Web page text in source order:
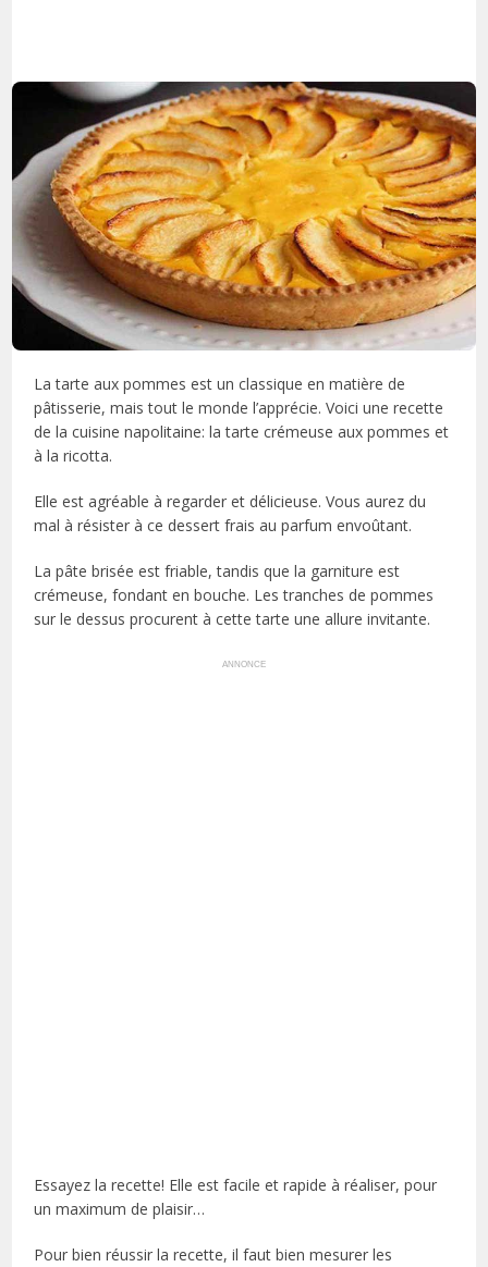
La tarte aux pommes est un classique en matière de
pâtisserie, mais tout le monde l’apprécie. Voici une recette
de la cuisine napolitaine: la tarte crémeuse aux pommes et
à la ricotta.
Elle est agréable à regarder et délicieuse. Vous aurez du
mal à résister à ce dessert frais au parfum envoûtant.
La pâte brisée est friable, tandis que la garniture est
crémeuse, fondant en bouche. Les tranches de pommes
sur le dessus procurent à cette tarte une allure invitante.
ANNONCE
Essayez la recette! Elle est facile et rapide à réaliser, pour
un maximum de plaisir…
Pour bien réussir la recette, il faut bien mesurer les